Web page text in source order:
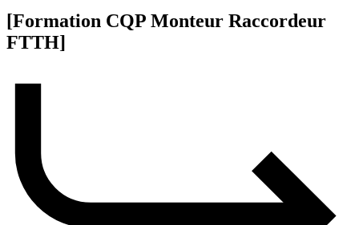
[Formation CQP Monteur Raccordeur
FTTH]